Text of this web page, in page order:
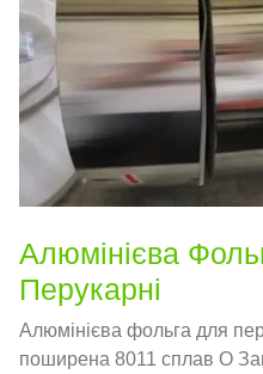
Алюмінієва
Перукарні
Алюмінієва фольга для
поширена 8011 сплав О